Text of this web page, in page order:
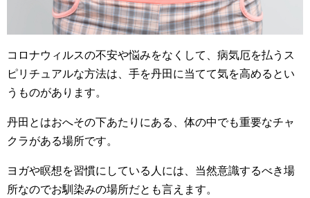
コロナウィルスの不安や悩みをなくして、病気厄を払うス
ピリチュアルな方法は、手を丹田に当てて気を高めるとい
うものがあります。
丹田とはおへその下あたりにある、体の中でも重要なチャ
クラがある場所です。
ヨガや瞑想を習慣にしている人には、当然意識するべき場
所なのでお馴染みの場所だとも言えます。